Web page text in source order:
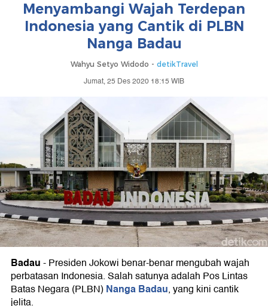
Menyambangi Wajah Terdepan
Indonesia yang Cantik di PLBN
Nanga Badau
Wahyu Setyo Widodo - detikTravel
Jumat, 25 Des 2020 18:15 WIB
Badau-Presiden Jokowi benar-benar mengubah wajah
perbatasan Indonesia. Salah satunya adalah Pos Lintas
Batas Negara (PLBN)Nanga Badau, yang kini cantik
jelita.